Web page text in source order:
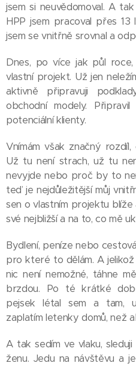
jsem si neuvědomoval. A
HPP jsem pracoval přes
jsem se vnitřně srovnal a
Dnes, po více jak půl
vlastní projekt. Už jen
aktivně připravuji
obchodní modely.
potenciální klienty.
Vnímám však značný
Už tu není strach, už tu
nevyjde nebo proč by to
teď je nejdůležitější můj
sen o vlastním projektu blíže
své nejbližší a na to, co mě
Bydlení, peníze nebo
pro které to dělám. A
nic není nemožné, táhne
brzdou. Po té krátké
pejsek létal sem a tam,
zaplatím letenky domů, než
A tak sedím ve vlaku,
ženu. Jedu na návštěvu a